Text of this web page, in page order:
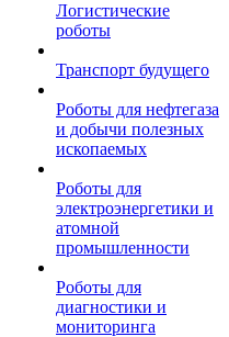
Логистические
роботы
Транспорт будущего
Роботы для нефтегаза
и добычи полезных
ископаемых
Роботы для
электроэнергетики и
атомной
промышленности
Роботы для
диагностики и
мониторинга